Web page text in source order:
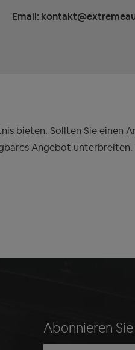
Email:
bieten. Sollten Sie einen
Angebot
Abonnieren